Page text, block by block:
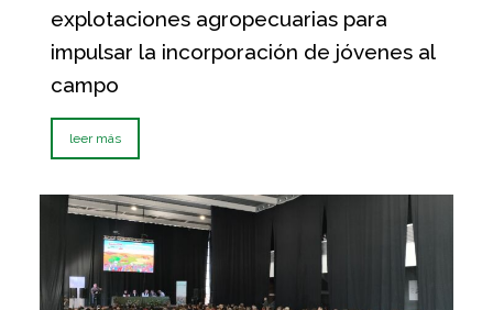
explotaciones agropecuarias para
impulsar la incorporación de jóvenes al
campo
leer más